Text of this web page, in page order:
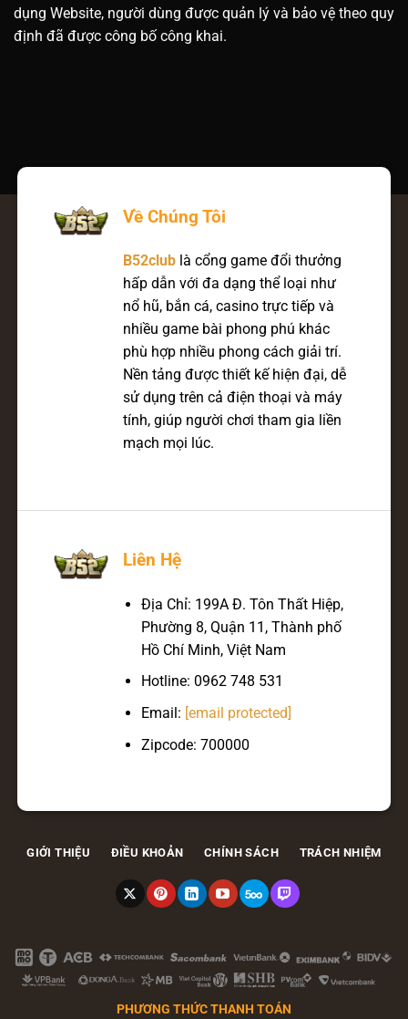
dụng Website, người dùng được quản lý và bảo vệ theo quy
định đã được công bố công khai.
Về Chúng Tôi
B52clublà cổng game đổi thưởng
hấp dẫn với đa dạng thể loại như
nổ hũ, bắn cá, casino trực tiếp và
nhiều game bài phong phú khác
phù hợp nhiều phong cách giải trí.
Nền tảng được thiết kế hiện đại, dễ
sử dụng trên cả điện thoại và máy
tính, giúp người chơi tham gia liền
mạch mọi lúc.
Liên Hệ
Địa Chỉ: 199A Đ. Tôn Thất Hiệp,
Phường 8, Quận 11, Thành phố
Hồ Chí Minh, Việt Nam
Hotline:0962 748 531
Email: [email protected]
Zipcode: 700000
GIỚI THIỆU ĐIỀU KHOẢN CHÍNH SÁCH TRÁCH NHIỆM
PHƯƠNG THỨC THANH TOÁN